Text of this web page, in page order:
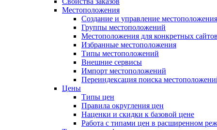
Местоположения
Создание и управление
Группы местоположений
Местоположения для конкретных сайтов
Избранные местоположения
Типы местоположений
Внешние сервисы
Импорт местоположений
Переиндексация поиска
Цены
Типы цен
Правила округления цен
Наценки и скидки к базовой цене
Работа с типами цен в расширенном